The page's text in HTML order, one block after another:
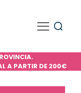
A PARTIR DE 200€